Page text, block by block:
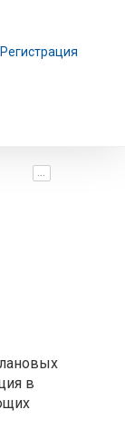
Регистрация
...
в